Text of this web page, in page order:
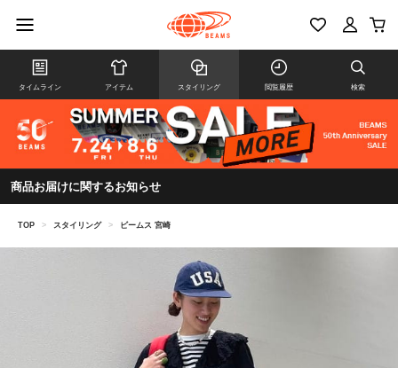
タイムライン アイテム スタイリング 閲覧履歴 検索
商品お届けに関するお知らせ
TOP > スタイリング > ビームス 宮崎